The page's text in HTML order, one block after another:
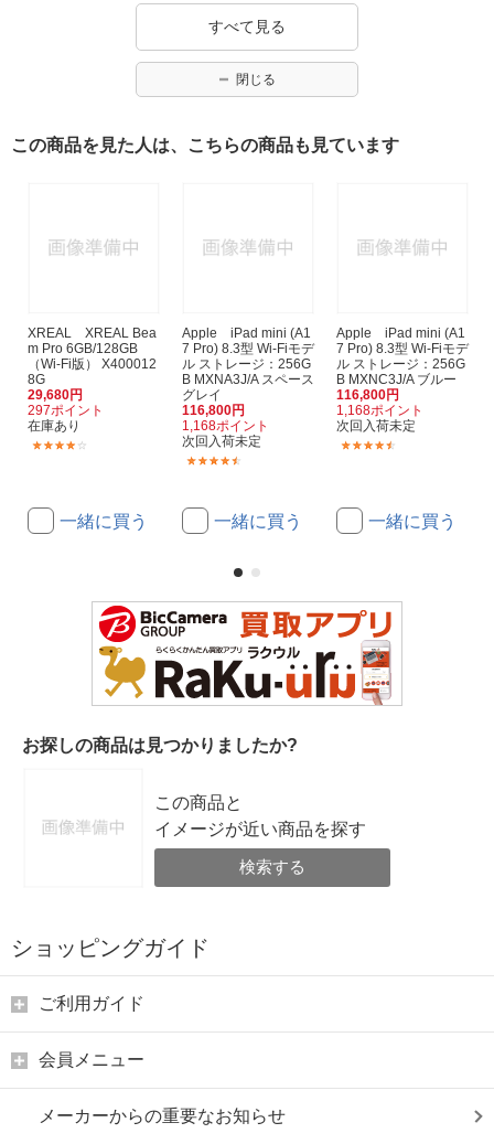
すべて見る
閉じる
この商品を見た人は、こちらの商品も見ています
XREAL XREAL Bea
m Pro 6GB/128GB
（Wi-Fi版） X400012
8G
29,680円
297ポイント
在庫あり
一緒に買う
Apple iPad mini (A1
7 Pro) 8.3型 Wi-Fiモデ
ル ストレージ：256G
B MXNA3J/A スペース
グレイ
116,800円
1,168ポイント
次回入荷未定
一緒に買う
Apple iPad mini (A1
7 Pro) 8.3型 Wi-Fiモデ
ル ストレージ：256G
B MXNC3J/A ブルー
116,800円
1,168ポイント
次回入荷未定
一緒に買う
お探しの商品は見つかりましたか?
この商品と
イメージが近い商品を探す
検索する
ショッピングガイド
ご利用ガイド
会員メニュー
メーカーからの重要なお知らせ